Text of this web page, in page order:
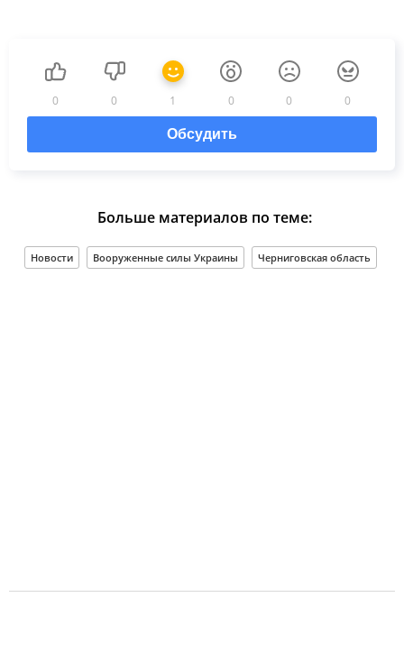
0 0 1 0 0 0
Обсудить
Больше материалов по теме:
Новости Вооруженные силы Украины Черниговская область